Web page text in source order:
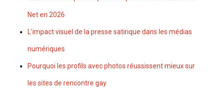
Net en 2026
L'impact visuel de la presse satirique dans les médias
numériques
Pourquoi les profils avec photos réussissent mieux sur
les sites de rencontre gay